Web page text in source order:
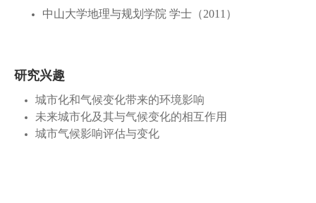
中山大学地理与规划学院 学士（2011）
研究兴趣
城市化和气候变化带来的环境影响
未来城市化及其与气候变化的相互作用
城市气候影响评估与变化